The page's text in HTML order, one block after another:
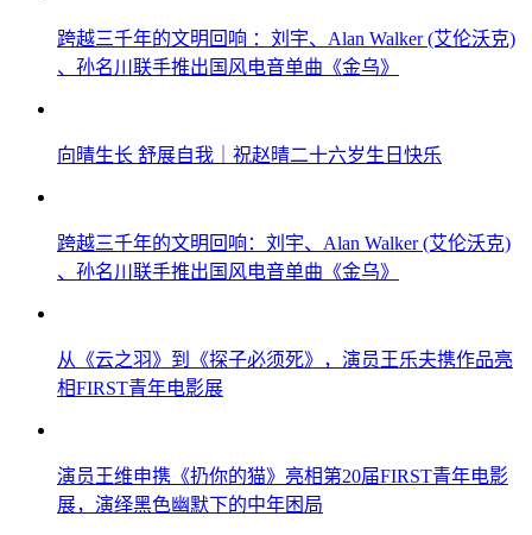
跨越三千年的文明回响 ：刘宇、Alan Walker (艾伦沃克)
、孙名川联手推出国风电音单曲《金乌》
向晴生长 舒展自我｜祝赵晴二十六岁生日快乐
跨越三千年的文明回响：刘宇、Alan Walker (艾伦沃克)
、孙名川联手推出国风电音单曲《金乌》
从《云之羽》到《探子必须死》，演员王乐夫携作品亮
相FIRST青年电影展
演员王维申携《扔你的猫》亮相第20届FIRST青年电影
展，演绎黑色幽默下的中年困局